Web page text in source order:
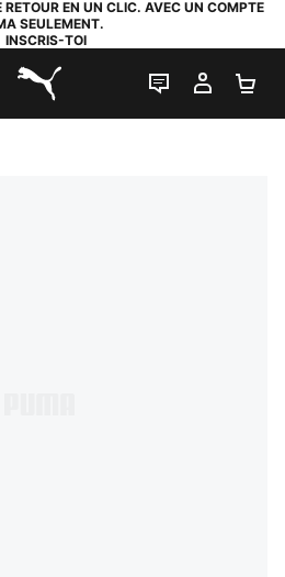
EN UN CLIC. AVEC UN COMPTE
SEULEMENT.
INSCRIS-TOI
PUMA.com
LIVE CHAT
MON